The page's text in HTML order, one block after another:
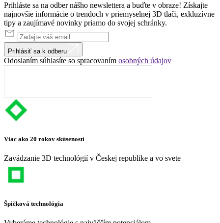
Prihláste sa na odber nášho newslettera a buďte v obraze! Získajte
najnovšie informácie o trendoch v priemyselnej 3D tlači, exkluzívne
tipy a zaujímavé novinky priamo do svojej schránky.
Prihlásiť sa k odberu
Odoslaním súhlasíte so spracovaním osobných údajov
Viac ako 20 rokov skúseností
Zavádzanie 3D technológií v Českej republike a vo svete
Špičková technológia